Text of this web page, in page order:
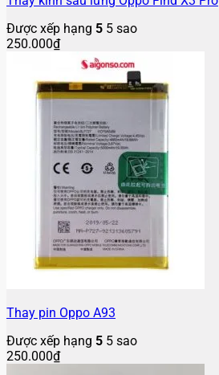
Được xếp hạng 5 5 sao
250.000₫
Thay pin Oppo A93
Được xếp hạng 5 5 sao
250.000₫